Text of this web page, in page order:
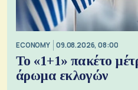
ECONOMY 09.08.2026, 08:00
Το «1+1» πακέτο
άρωμα εκλογών